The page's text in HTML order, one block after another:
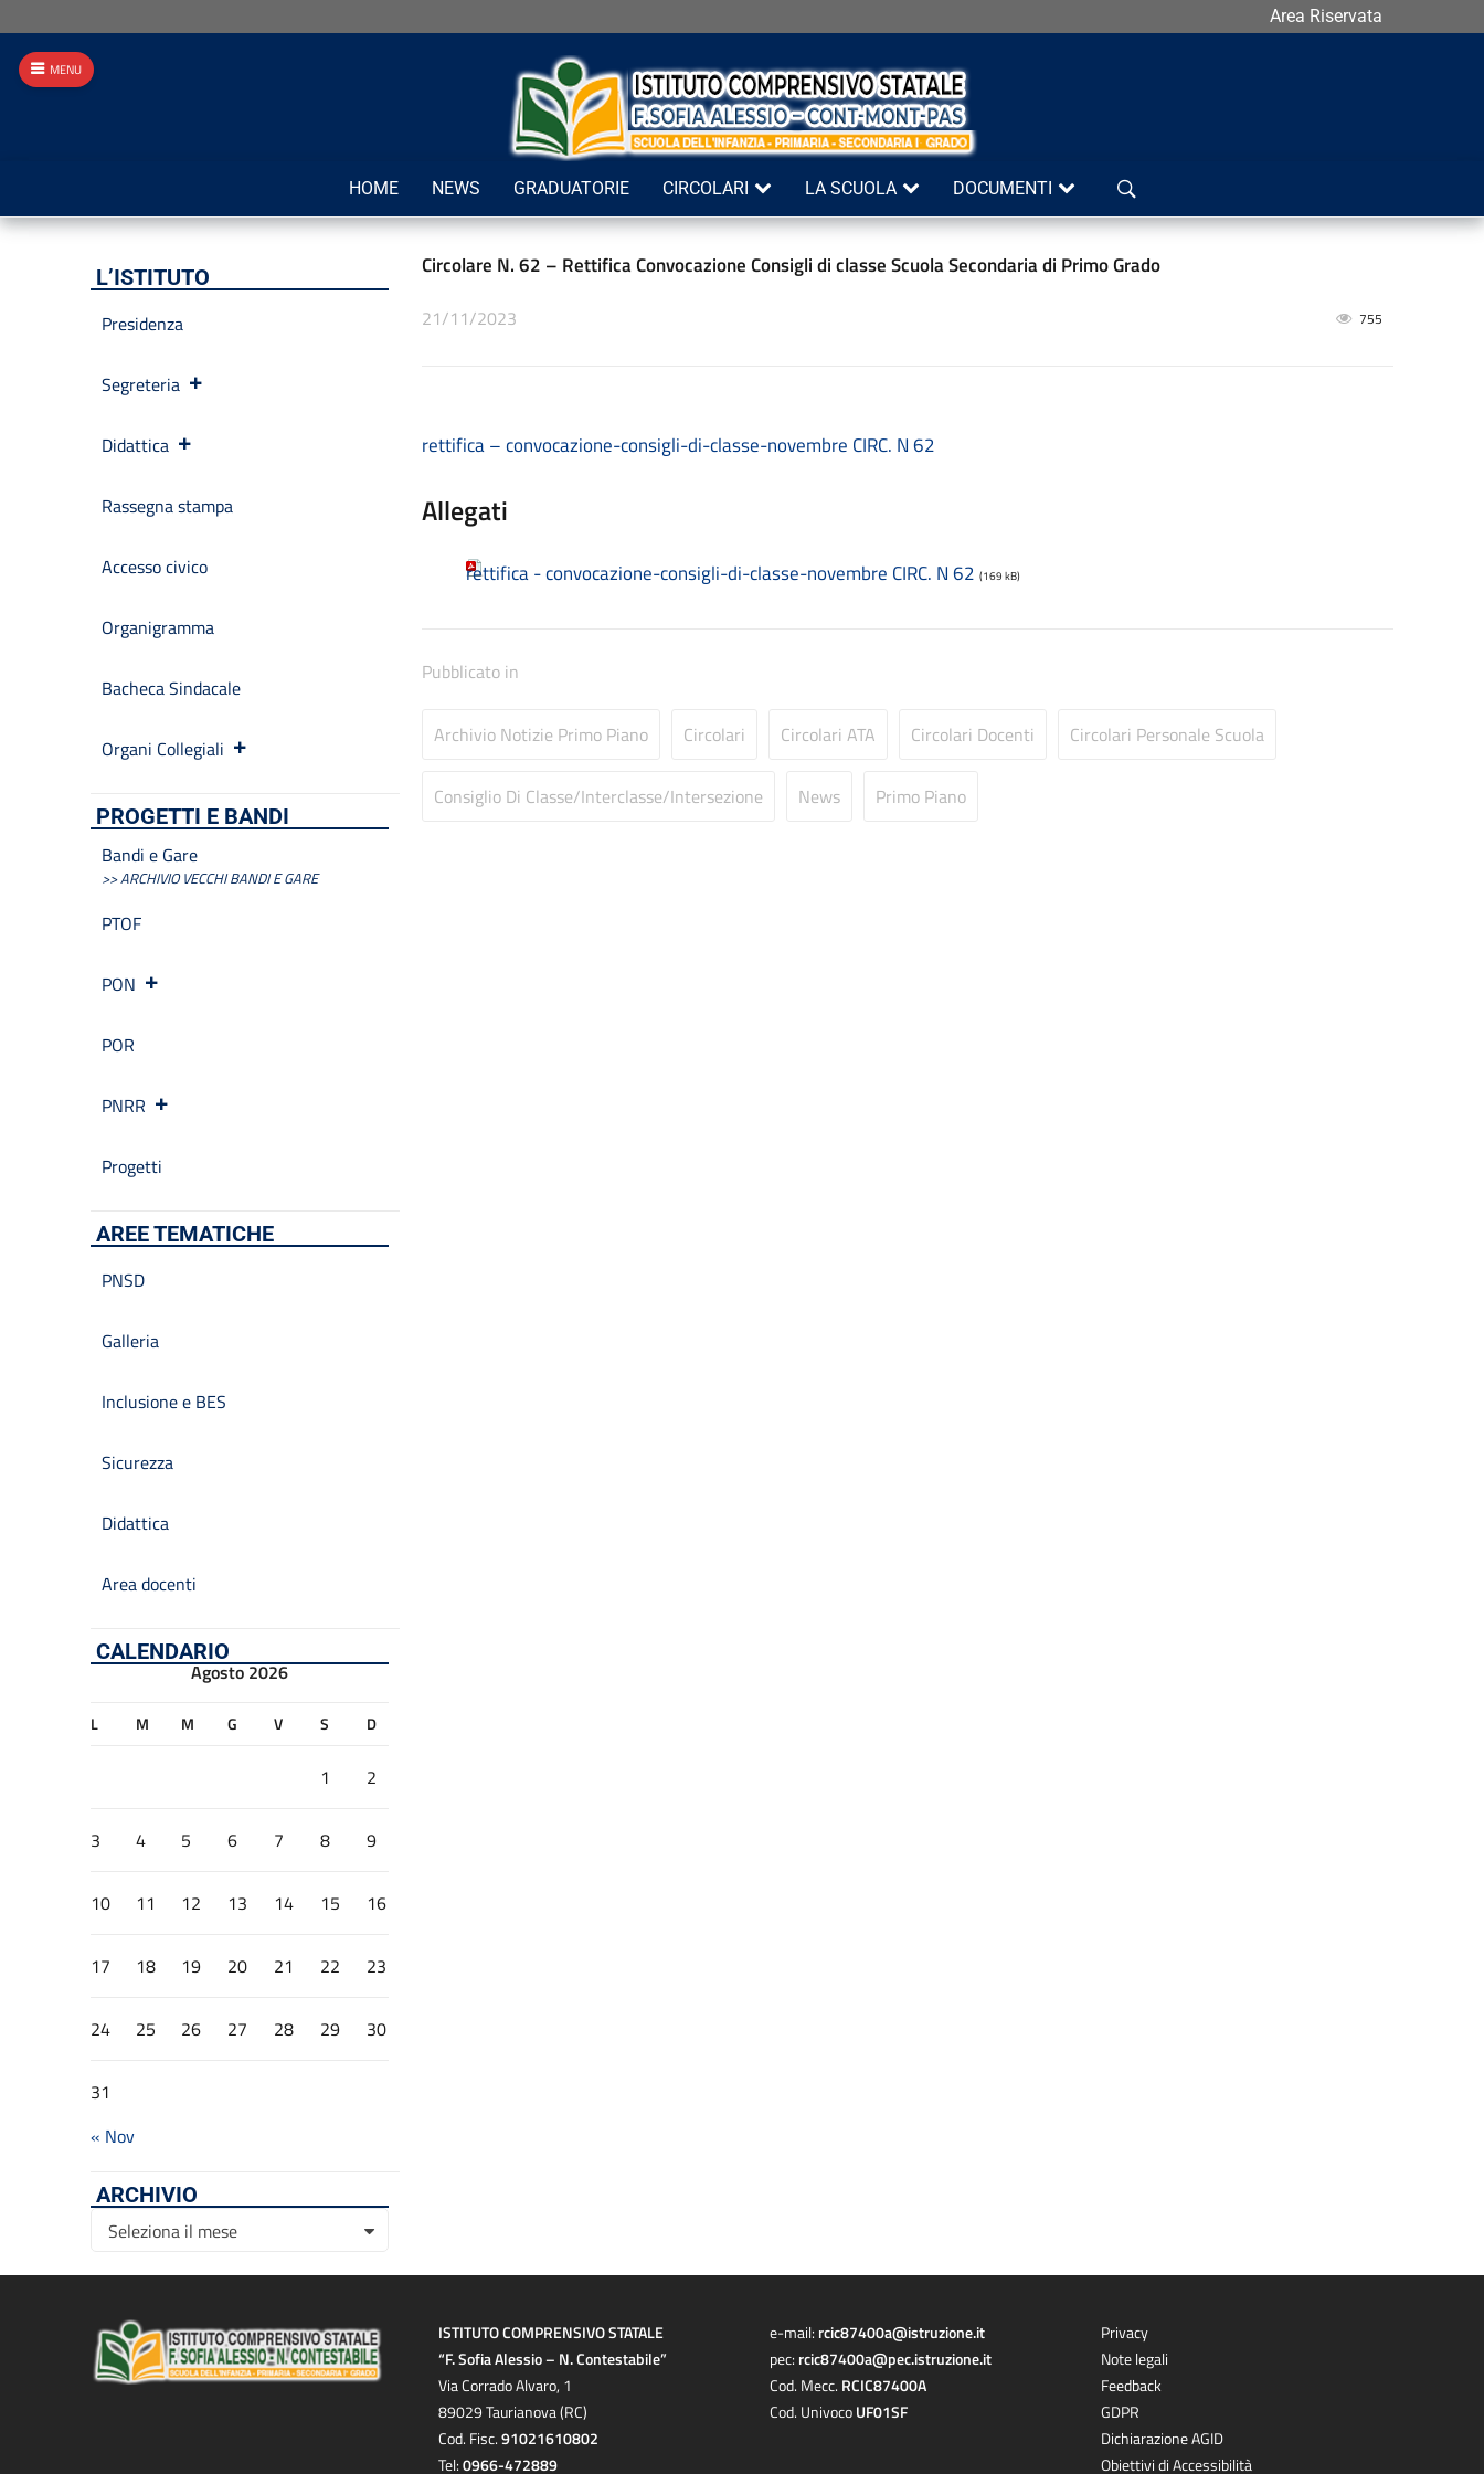
Area Riservata
Cerca
HOME NEWS GRADUATORIE CIRCOLARI LA SCUOLA DOCUMENTI
Circolare N. 62 – Rettifica Convocazione Consigli di classe Scuola Secondaria di Primo Grado
21/11/2023 755
rettifica – convocazione-consigli-di-classe-novembre CIRC. N 62
Allegati
rettifica - convocazione-consigli-di-classe-novembre CIRC. N 62 (169 kB)
Pubblicato in
Archivio Notizie Primo Piano Circolari Circolari ATA Circolari Docenti Circolari Personale Scuola
Consiglio Di Classe/Interclasse/Intersezione News Primo Piano
L’ISTITUTO
Presidenza
Segreteria
Didattica
Rassegna stampa
Accesso civico
Organigramma
Bacheca Sindacale
Organi Collegiali
PROGETTI E BANDI
Bandi e Gare
>> ARCHIVIO VECCHI BANDI E GARE
PTOF
PON
POR
PNRR
Progetti
AREE TEMATICHE
PNSD
Galleria
Inclusione e BES
Sicurezza
Didattica
Area docenti
CALENDARIO
Agosto 2026
L M M G V S D
1 2
3 4 5 6 7 8 9
10 11 12 13 14 15 16
17 18 19 20 21 22 23
24 25 26 27 28 29 30
31
« Nov
ARCHIVIO
Archivio
Seleziona il mese
ISTITUTO COMPRENSIVO STATALE
“F. Sofia Alessio – N. Contestabile”
Via Corrado Alvaro, 1
89029 Taurianova (RC)
Cod. Fisc.91021610802
Tel:0966-472889
e-mail: rcic87400a@istruzione.it
pec: rcic87400a@pec.istruzione.it
Cod. Mecc. RCIC87400A
Cod. UnivocoUF01SF
Privacy
Note legali
Feedback
GDPR
Dichiarazione AGID
Obiettivi di Accessibilità
MENU